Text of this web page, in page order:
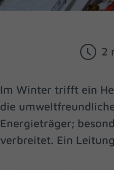
2
Im Winter trifft ein
die
Energieträger;
verbreitet. Ein